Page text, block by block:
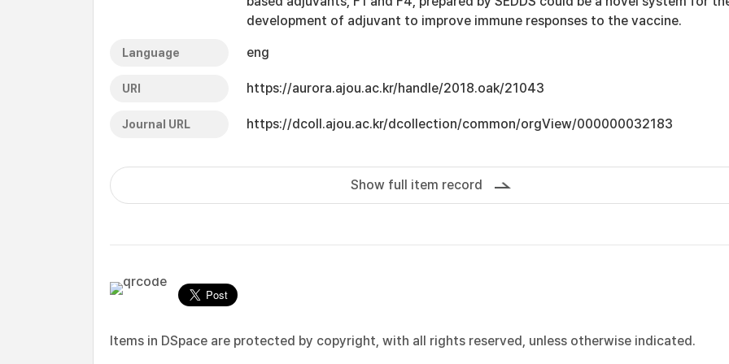
development of adjuvant to improve immune responses to the vaccine.
Language eng
URI https://aurora.ajou.ac.kr/handle/2018.oak/21043
Journal URL https://dcoll.ajou.ac.kr/dcollection/common/orgView/000000032183
Show full item record
Items in DSpace are protected by copyright, with all rights reserved, unless otherwise indicated.